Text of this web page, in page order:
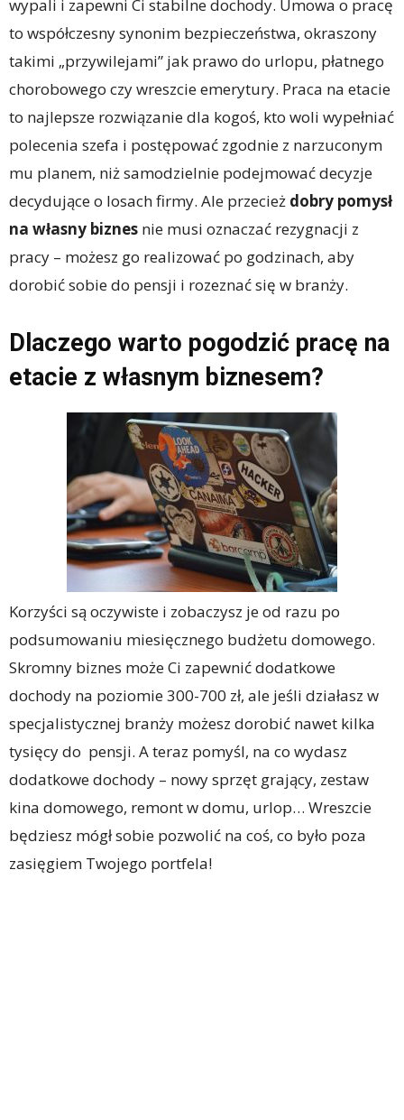
wypali i zapewni Ci stabilne dochody. Umowa o pracę
to współczesny synonim bezpieczeństwa, okraszony
takimi „przywilejami” jak prawo do urlopu, płatnego
chorobowego czy wreszcie emerytury. Praca na etacie
to najlepsze rozwiązanie dla kogoś, kto woli wypełniać
polecenia szefa i postępować zgodnie z narzuconym
mu planem, niż samodzielnie podejmować decyzje
decydujące o losach firmy. Ale przecież dobry pomysł
na własny biznes nie musi oznaczać rezygnacji z
pracy – możesz go realizować po godzinach, aby
dorobić sobie do pensji i rozeznać się w branży.
Dlaczego warto pogodzić pracę na
etacie z własnym biznesem?
Korzyści są oczywiste i zobaczysz je od razu po
podsumowaniu miesięcznego budżetu domowego.
Skromny biznes może Ci zapewnić dodatkowe
dochody na poziomie 300-700 zł, ale jeśli działasz w
specjalistycznej branży możesz dorobić nawet kilka
tysięcy do pensji. A teraz pomyśl, na co wydasz
dodatkowe dochody – nowy sprzęt grający, zestaw
kina domowego, remont w domu, urlop… Wreszcie
będziesz mógł sobie pozwolić na coś, co było poza
zasięgiem Twojego portfela!